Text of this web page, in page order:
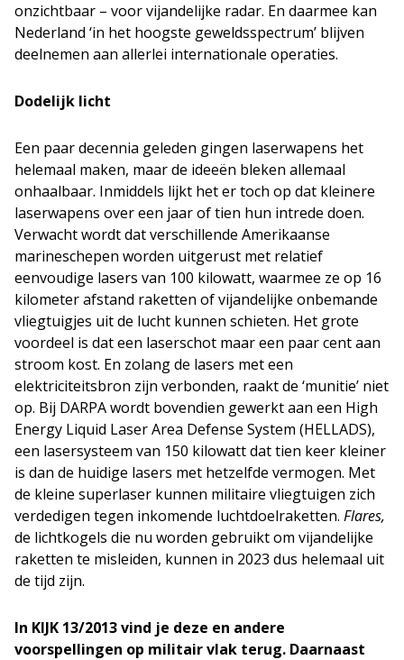
onzichtbaar – voor vijandelijke radar. En daarmee kan
Nederland ‘in het hoogste geweldsspectrum’ blijven
deelnemen aan allerlei internationale operaties.
Dodelijk licht
Een paar decennia geleden gingen laserwapens het
helemaal maken, maar de ideeën bleken allemaal
onhaalbaar. Inmiddels lijkt het er toch op dat kleinere
laserwapens over een jaar of tien hun intrede doen.
Verwacht wordt dat verschillende Amerikaanse
marineschepen worden uitgerust met relatief
eenvoudige lasers van 100 kilowatt, waarmee ze op 16
kilometer afstand raketten of vijandelijke onbemande
vliegtuigjes uit de lucht kunnen schieten. Het grote
voordeel is dat een laserschot maar een paar cent aan
stroom kost. En zolang de lasers met een
elektriciteitsbron zijn verbonden, raakt de ‘munitie’ niet
op. Bij DARPA wordt bovendien gewerkt aan een High
Energy Liquid Laser Area Defense System (HELLADS),
een lasersysteem van 150 kilowatt dat tien keer kleiner
is dan de huidige lasers met hetzelfde vermogen. Met
de kleine superlaser kunnen militaire vliegtuigen zich
verdedigen tegen inkomende luchtdoelraketten. Flares,
de lichtkogels die nu worden gebruikt om vijandelijke
raketten te misleiden, kunnen in 2023 dus helemaal uit
de tijd zijn.
In KIJK 13/2013 vind je deze en andere
voorspellingen op militair vlak terug. Daarnaast